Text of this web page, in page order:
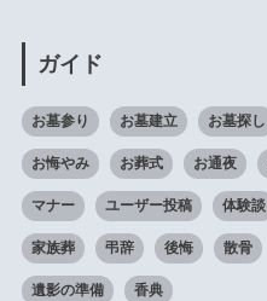
ガイド
お墓参り お墓建立 お墓探し
お悔やみ お葬式 お通夜
マナー ユーザー投稿 体験談
家族葬 弔辞 後悔 散骨
遺影の準備 香典